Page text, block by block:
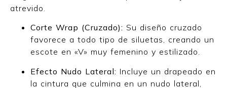
atrevido.
Corte Wrap (Cruzado): Su diseño cruzado
favorece a todo tipo de siluetas, creando un
escote en «V» muy femenino y estilizado.
Efecto Nudo Lateral: Incluye un drapeado en
la cintura que culmina en un nudo lateral,